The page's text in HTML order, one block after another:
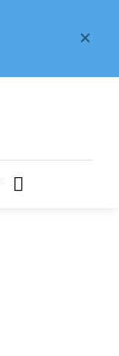
✕